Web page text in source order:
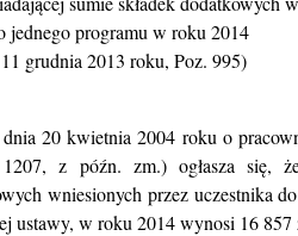
jednego programu w roku 2014
grudnia 2013 roku, Poz. 995)
20 kwietnia 2004 roku o
z późn. zm.) ogłasza się,
wniesionych przez uczestnika
ustawy, w roku 2014 wynosi 16 857